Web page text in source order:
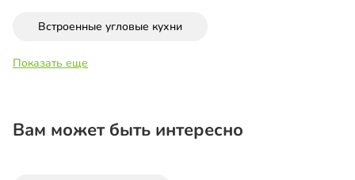
Встроенные угловые кухни
Показать еще
Вам может быть интересно